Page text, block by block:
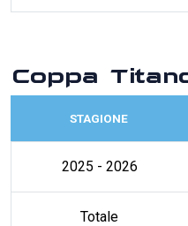
Coppa Titano
STAGIONE
2025 - 2026
Totale